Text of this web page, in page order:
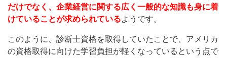
だけでなく、企業経営に関する広く一般的な知識も身に着
けていることが求められているようです。
このように、診断士資格を取得していたことで、アメリカ
の資格取得に向けた学習負担が軽くなっているという点で